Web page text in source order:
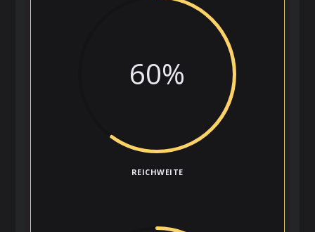
60%
REICHWEITE